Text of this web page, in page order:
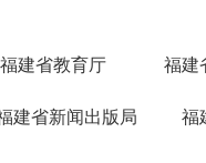
省教育厅 福建省
省新闻出版局 福建